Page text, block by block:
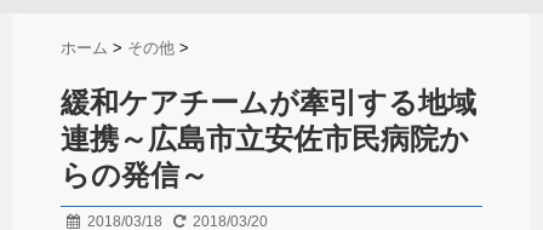
ホーム > その他 >
緩和ケアチームが牽引する地域
連携～広島市立安佐市民病院か
らの発信～
2018/03/18 2018/03/20